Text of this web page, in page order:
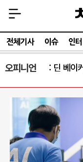
전체기사 이슈 인
오피니언 딘 베이